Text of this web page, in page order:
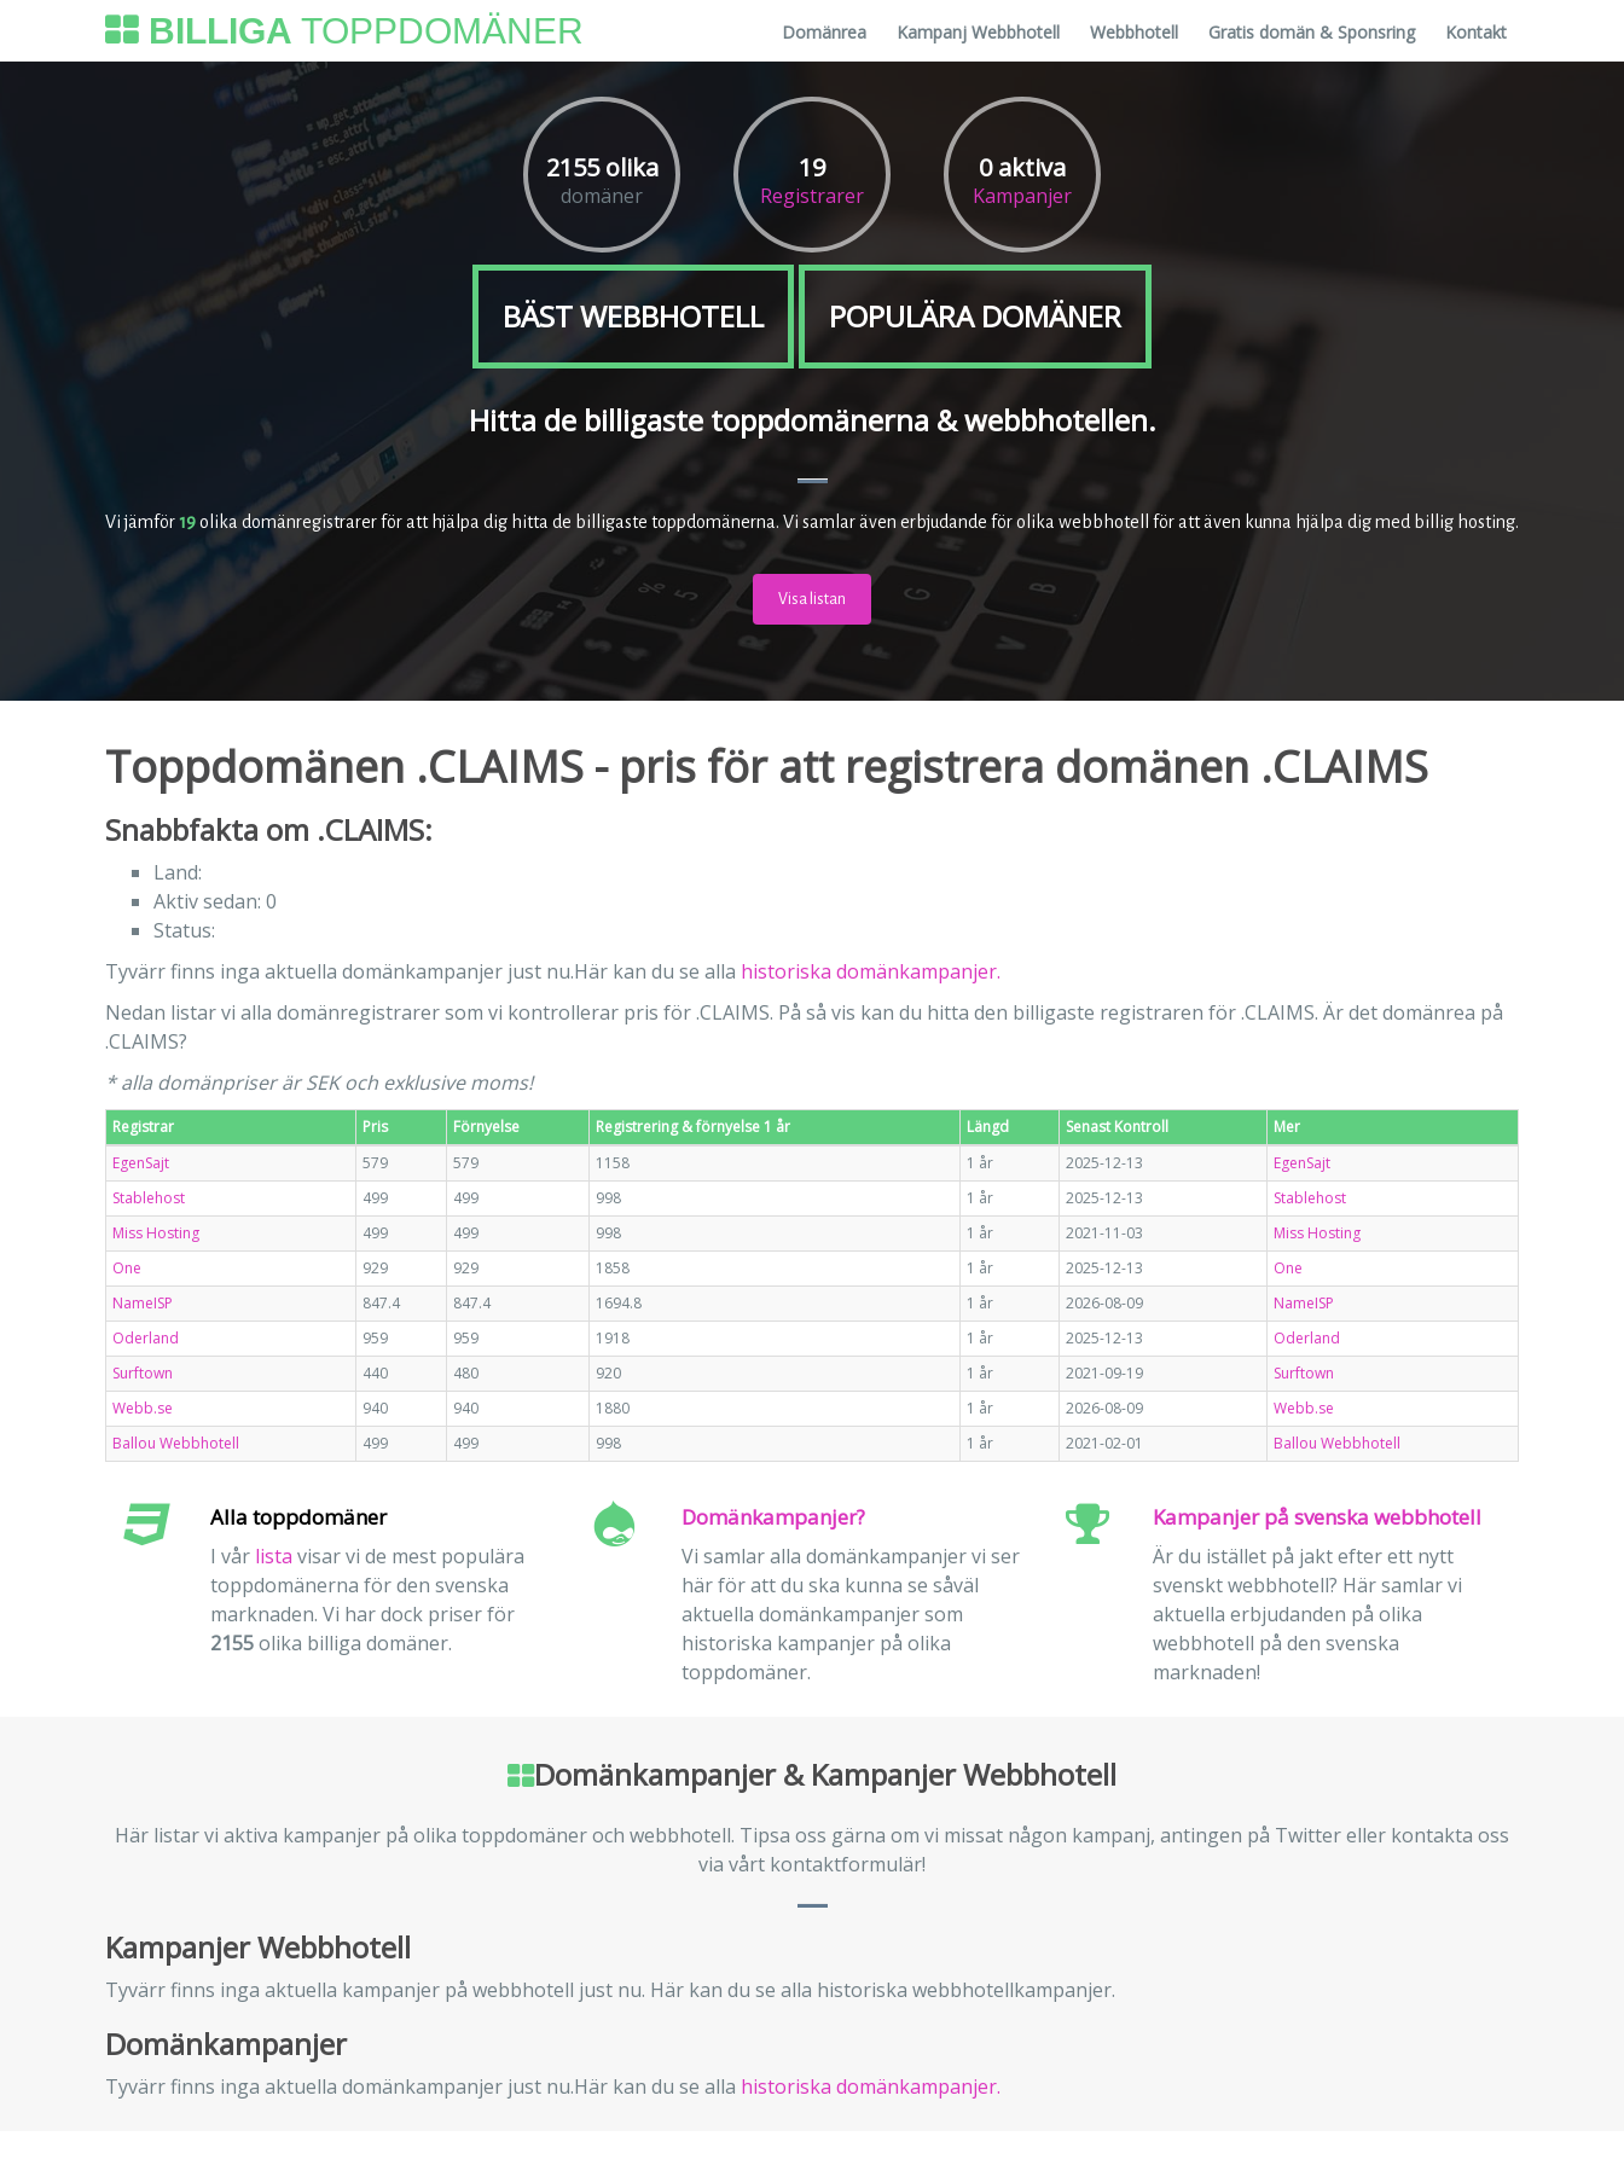
BILLIGA TOPPDOMÄNER Domänrea Kampanj Webbhotell Webbhotell Gratis domän & Sponsring Kontakt
2155 olika
domäner
19
Registrarer
0 aktiva
Kampanjer
BÄST WEBBHOTELL POPULÄRA DOMÄNER
Hitta de billigaste toppdomänerna & webbhotellen.
Vi jämför19olika domänregistrarer för att hjälpa dig hitta de billigaste toppdomänerna. Vi samlar även erbjudande för olika webbhotell för att även kunna hjälpa dig med billig hosting.
Visa listan
Toppdomänen .CLAIMS - pris för att registrera domänen .CLAIMS
Snabbfakta om .CLAIMS:
Land:
Aktiv sedan: 0
Status:
Tyvärr finns inga aktuella domänkampanjer just nu.Här kan du se alla historiska domänkampanjer.
Nedan listar vi alla domänregistrarer som vi kontrollerar pris för .CLAIMS. På så vis kan du hitta den billigaste registraren för .CLAIMS. Är det domänrea på
.CLAIMS?
* alla domänpriser är SEK och exklusive moms!
Registrar Pris Förnyelse Registrering & förnyelse 1 år Längd Senast Kontroll
Mer
EgenSajt
579 579 1158 1 år 2025-12-13
EgenSajt
Stablehost
499 499 998 1 år 2025-12-13
Stablehost
Miss Hosting
499 499 998 1 år 2021-11-03
Miss Hosting
One
929 929 1858 1 år 2025-12-13
One
NameISP
847.4 847.4 1694.8 1 år 2026-08-09
NameISP
Oderland
959 959 1918 1 år 2025-12-13
Oderland
Surftown
440 480 920 1 år 2021-09-19
Surftown
Webb.se
940 940 1880 1 år 2026-08-09
Webb.se
Ballou Webbhotell
499 499 998 1 år 2021-02-01 Ballou Webbhotell
Alla toppdomäner
I vår lista visar vi de mest populära
toppdomänerna för den svenska
marknaden. Vi har dock priser för
2155olika billiga domäner.
Domänkampanjer?
Vi samlar alla domänkampanjer vi ser
här för att du ska kunna se såväl
aktuella domänkampanjer som
historiska kampanjer på olika
toppdomäner.
Kampanjer på svenska webbhotell
Är du istället på jakt efter ett nytt
svenskt webbhotell? Här samlar vi
aktuella erbjudanden på olika
webbhotell på den svenska
marknaden!
Domänkampanjer & Kampanjer Webbhotell
Här listar vi aktiva kampanjer på olika toppdomäner och webbhotell. Tipsa oss gärna om vi missat någon kampanj, antingen på Twitter eller kontakta oss
via vårt kontaktformulär!
Kampanjer Webbhotell
Tyvärr finns inga aktuella kampanjer på webbhotell just nu. Här kan du se alla historiska webbhotellkampanjer.
Domänkampanjer
Tyvärr finns inga aktuella domänkampanjer just nu.Här kan du se alla historiska domänkampanjer.